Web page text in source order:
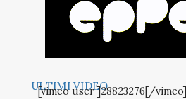
ULTIMI VIDEO
[vimeo user ]28823276[/vimeo]